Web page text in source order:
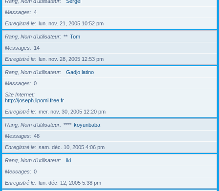
Messages
4
Enregistré le
lun. nov. 21, 2005 10:52 pm
Rang, Nom d’utilisateur ** Tom
Messages
14
Enregistré le
lun. nov. 28, 2005 12:53 pm
Rang, Nom d’utilisateur
Gadjo latino
Messages
0
Site Internet
http://joseph.lipomi.free.fr
Enregistré le
mer. nov. 30, 2005 12:20 pm
Rang, Nom d’utilisateur **** koyunbaba
Messages
48
Enregistré le
sam. déc. 10, 2005 4:06 pm
Rang, Nom d’utilisateur
iki
Messages
0
Enregistré le
lun. déc. 12, 2005 5:38 pm